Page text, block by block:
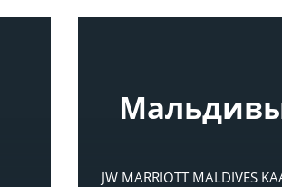
JW MARRIOTT MALDIVES